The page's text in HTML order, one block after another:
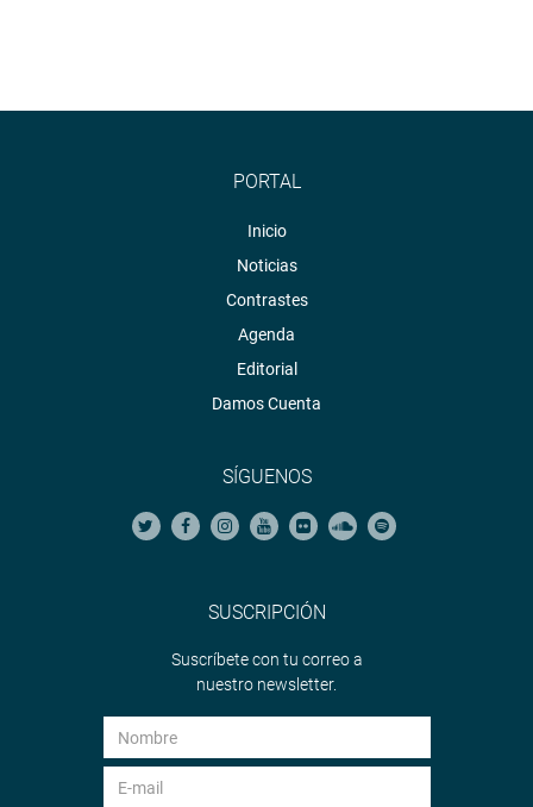
PORTAL
Inicio
Noticias
Contrastes
Agenda
Editorial
Damos Cuenta
SÍGUENOS
SUSCRIPCIÓN
Suscríbete con tu correo a
nuestro newsletter.